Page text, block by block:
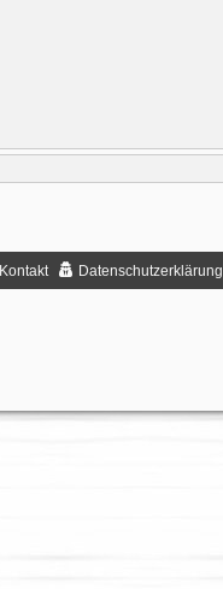
Datenschutzerklärung
Kontakt